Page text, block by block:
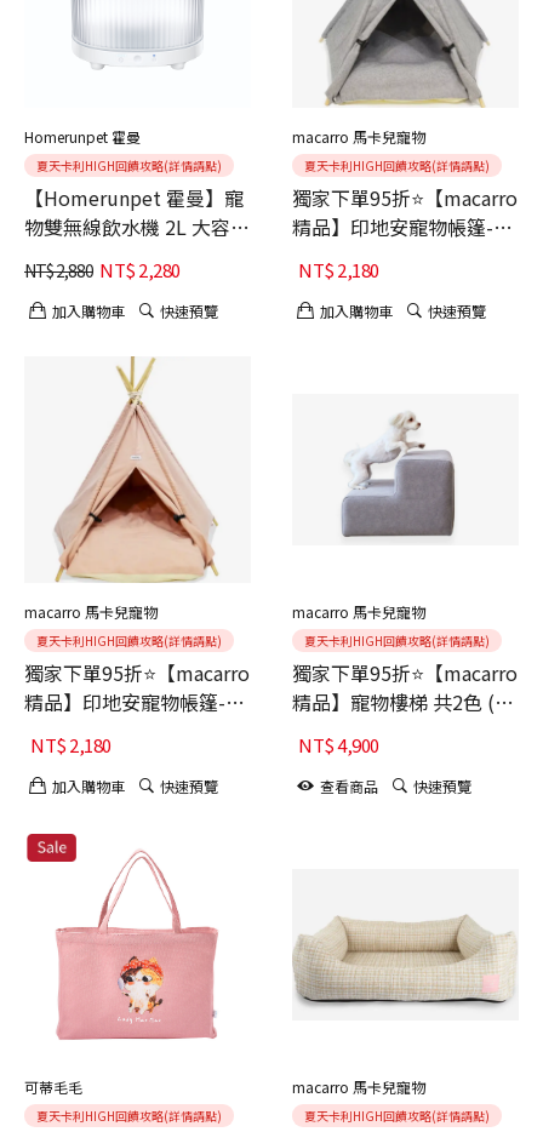
Homerunpet 霍曼
夏天卡利HIGH回饋攻略(詳情請點)
【Homerunpet 霍曼】寵
物雙無線飲水機 2L 大容量
雲霧白 180°廣角
(7800mAH超大容量電池)
NT$2,880 NT$2,280
加入購物車 快速預覽
macarro 馬卡兒寵物
夏天卡利HIGH回饋攻略(詳情請點)
獨家下單95折⭐【macarro
精品】印地安寵物帳篷-
Hush Gray靜謐灰
NT$2,180
加入購物車 快速預覽
macarro 馬卡兒寵物
夏天卡利HIGH回饋攻略(詳情請點)
獨家下單95折⭐【macarro
精品】印地安寵物帳篷-
Strawberry Milk Shake草
莓奶昔
NT$2,180
加入購物車 快速預覽
macarro 馬卡兒寵物
夏天卡利HIGH回饋攻略(詳情請點)
獨家下單95折⭐【macarro
精品】寵物樓梯 共2色 (耐
抓、防潑水、抗污、不沾
毛)/關節照顧
NT$4,900
查看商品 快速預覽
可蒂毛毛
夏天卡利HIGH回饋攻略(詳情請點)
macarro 馬卡兒寵物
夏天卡利HIGH回饋攻略(詳情請點)